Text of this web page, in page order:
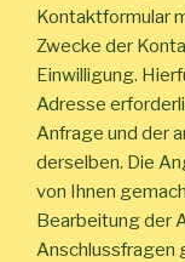
Kontaktformular
Zwecke der
Einwilligung.
Adresse
Anfrage und der
derselben. Die
von Ihnen
Bearbeitung der
Anschlussfragen